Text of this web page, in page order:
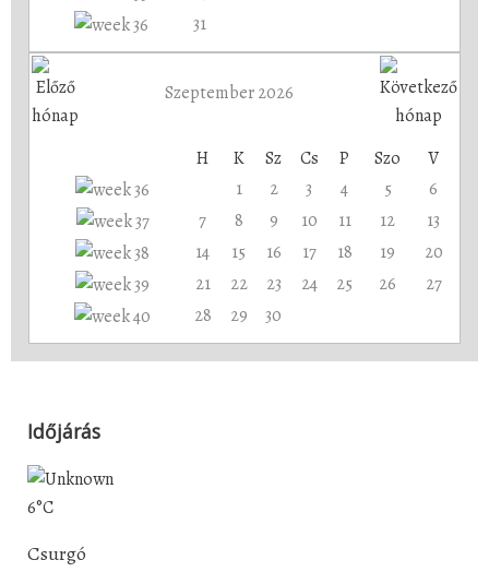
31
Szeptember 2026
H K Sz Cs P Szo
V
1
2 3 4 5
6
7
8 9 10 11 12
13
14
15 16 17 18 19
20
21
22 23 24 25 26
27
28
29 30
Időjárás
6°C
Csurgó